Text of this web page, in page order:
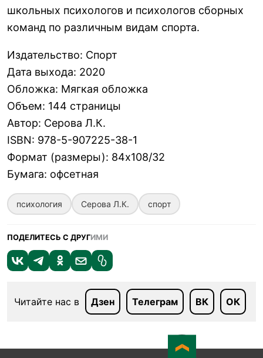
школьных психологов и психологов сборных
команд по различным видам спорта.
Издательство: Спорт
Дата выхода: 2020
Обложка: Мягкая обложка
Объем: 144 страницы
Автор: Серова Л.К.
ISBN: 978-5-907225-38-1
Формат (размеры): 84х108/32
Бумага: офсетная
психология Серова Л.К. спорт
ПОДЕЛИТЕСЬ С ДРУГИМИ
Читайте нас в Дзен Телеграм ВК ОК